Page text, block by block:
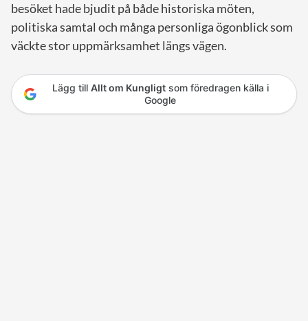
besöket hade bjudit på både historiska möten,
politiska samtal och många personliga ögonblick som
väckte stor uppmärksamhet längs vägen.
Lägg till Allt om Kungligtsom föredragen källa i
Google